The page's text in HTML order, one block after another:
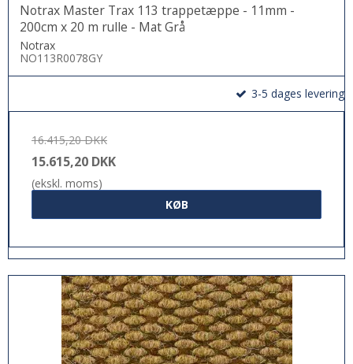
Notrax Master Trax 113 trappetæppe - 11mm -
200cm x 20 m rulle - Mat Grå
Notrax
NO113R0078GY
3-5 dages levering
16.415,20 DKK
15.615,20 DKK
(ekskl. moms)
KØB